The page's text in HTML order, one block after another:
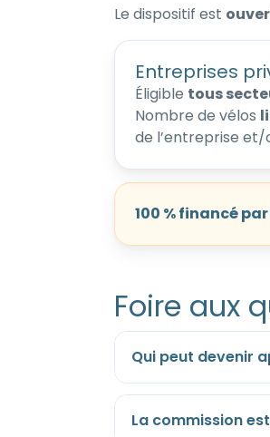
Le dispositif est
Entreprises
Éligible tous
Nombre de vélos
de l’entreprise et/
100 % financé par
Foire aux
Qui peut devenir
La commission